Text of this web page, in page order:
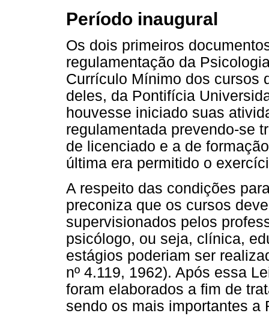
Período inaugural
Os dois primeiros
regulamentação da
Currículo Mínimo dos cursos
deles, da Pontifícia
houvesse iniciado suas
regulamentada prevendo-se
de licenciado e a de
última era permitido o
A respeito das condições
preconiza que os cursos
supervisionados pelos
psicólogo, ou seja, clínica,
estágios poderiam ser
nº 4.119, 1962). Após essa
foram elaborados a fim de
sendo os mais importantes a